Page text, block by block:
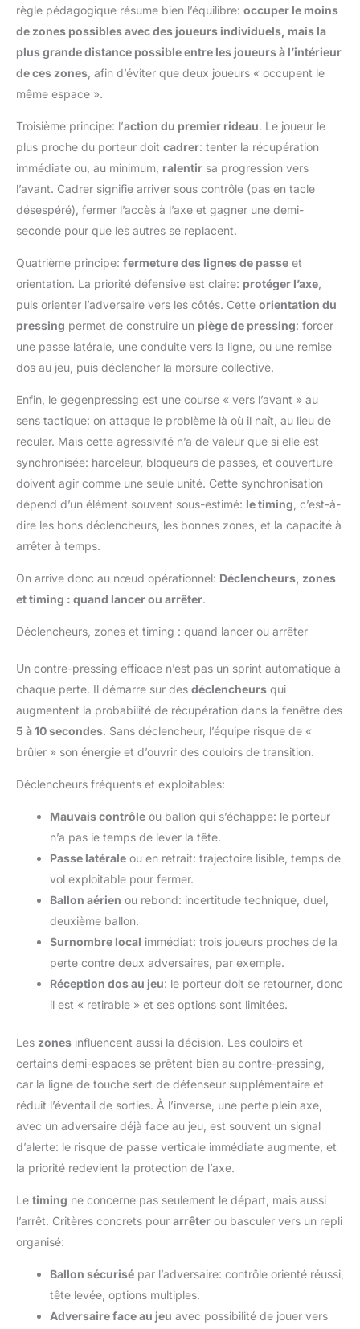
règle pédagogique résume bien l’équilibre: occuper le moins
de zones possibles avec des joueurs individuels, mais la
plus grande distance possible entre les joueurs à l’intérieur
de ces zones , afin d’éviter que deux joueurs « occupent le
même espace ».
Troisième principe: l’action du premier rideau. Le joueur le
plus proche du porteur doit cadrer: tenter la récupération
immédiate ou, au minimum, ralentir sa progression vers
l’avant. Cadrer signifie arriver sous contrôle (pas en tacle
désespéré), fermer l’accès à l’axe et gagner une demi-
seconde pour que les autres se replacent.
Quatrième principe: fermeture des lignes de passe et
orientation. La priorité défensive est claire: protéger l’axe
puis orienter l’adversaire vers les côtés. Cette orientation du
pressing permet de construire un piège de pressing: forcer
une passe latérale, une conduite vers la ligne, ou une remise
dos au jeu, puis déclencher la morsure collective.
Enfin, le gegenpressing est une course « vers l’avant » au
sens tactique: on attaque le problème là où il naît, au lieu de
reculer. Mais cette agressivité n’a de valeur que si elle est
synchronisée: harceleur, bloqueurs de passes, et couverture
doivent agir comme une seule unité. Cette synchronisation
dépend d’un élément souvent sous-estimé: le timing , c’est-à-
dire les bons déclencheurs, les bonnes zones, et la capacité à
arrêter à temps.
On arrive donc au nœud opérationnel: Déclencheurs, zones
et timing : quand lancer ou arrêter.
Déclencheurs, zones et timing : quand lancer ou arrêter
Un contre-pressing efficace n’est pas un sprint automatique à
chaque perte. Il démarre sur des déclencheurs qui
augmentent la probabilité de récupération dans la fenêtre des
5 à 10 secondes. Sans déclencheur, l’équipe risque de «
brûler » son énergie et d’ouvrir des couloirs de transition.
Déclencheurs fréquents et exploitables:
Mauvais contrôle ou ballon qui s’échappe: le porteur
n’a pas le temps de lever la tête.
Passe latérale ou en retrait: trajectoire lisible, temps de
vol exploitable pour fermer.
Ballon aérien ou rebond: incertitude technique, duel,
deuxième ballon.
Surnombre local immédiat: trois joueurs proches de la
perte contre deux adversaires, par exemple.
Réception dos au jeu: le porteur doit se retourner, donc
il est « retirable » et ses options sont limitées.
Les zones influencent aussi la décision. Les couloirs et
certains demi-espaces se prêtent bien au contre-pressing,
car la ligne de touche sert de défenseur supplémentaire et
réduit l’éventail de sorties. À l’inverse, une perte plein axe,
avec un adversaire déjà face au jeu, est souvent un signal
d’alerte: le risque de passe verticale immédiate augmente, et
la priorité redevient la protection de l’axe.
Le timing ne concerne pas seulement le départ, mais aussi
l’arrêt. Critères concrets pour arrêter ou basculer vers un repli
organisé:
Ballon sécurisé par l’adversaire: contrôle orienté réussi,
tête levée, options multiples.
Adversaire face au jeu avec possibilité de jouer vers